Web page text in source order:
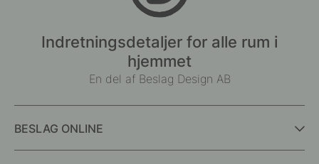
Indretningsdetaljer for alle rum i
hjemmet
En del af Beslag Design AB
BESLAG ONLINE